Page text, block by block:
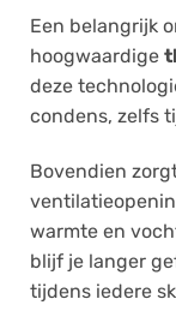
Een belangrijk
hoogwaardige
deze
condens, zelfs
Bovendien
warmte en
blijf je langer
tijdens iedere